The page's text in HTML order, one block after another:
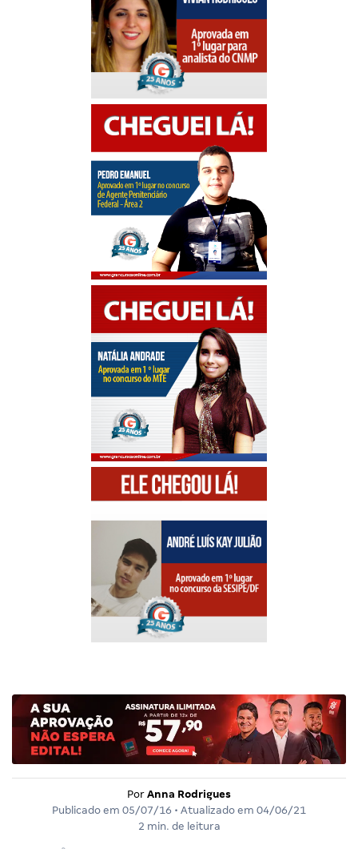
Por Anna Rodrigues
Publicado em 05/07/16 • Atualizado em 04/06/21
2 min. de leitura